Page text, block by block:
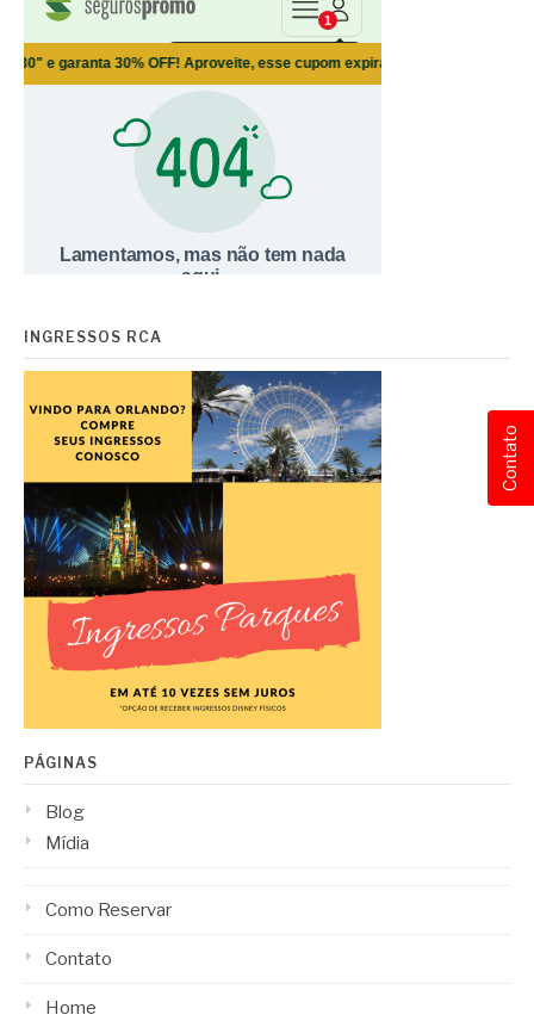
INGRESSOS RCA
PÁGINAS
Blog
Mídia
Como Reservar
Contato
Home
Contato